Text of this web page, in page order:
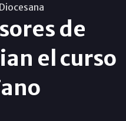
de
el curso